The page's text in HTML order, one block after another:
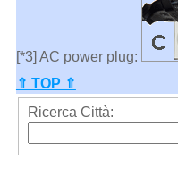
[*3] AC power plug:
⇑ TOP ⇑
Ricerca Città: